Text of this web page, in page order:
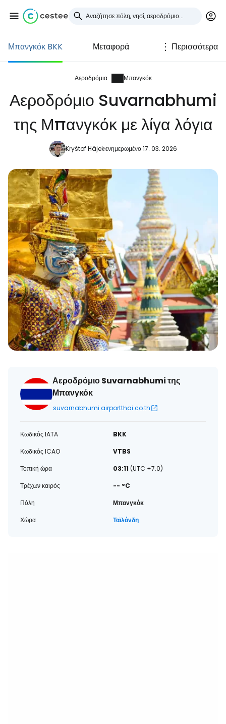
Μπανγκόκ BKK Μεταφορά Περισσότερα
Αεροδρόμια Μπανγκόκ
Αεροδρόμιο Suvarnabhumi
της Μπανγκόκ με λίγα λόγια
Kryštof Hájekενημερωμένο 17. 03. 2026
Αεροδρόμιο Suvarnabhumi της
Μπανγκόκ
suvarnabhumi.airportthai.co.th
Κωδικός IATA
BKK
Κωδικός ICAO
VTBS
Τοπική ώρα
03:11 (UTC +7.0)
Τρέχων καιρός
-- °C
Πόλη
Μπανγκόκ
Χώρα
Ταϊλάνδη
Συνδεθείτε στο Cestee
... η παγκόσμια ταξιδιωτική κοινότητα
Συνεχίστε με την Google
Συνεχίστε με το Facebook
Συνεχίστε με email